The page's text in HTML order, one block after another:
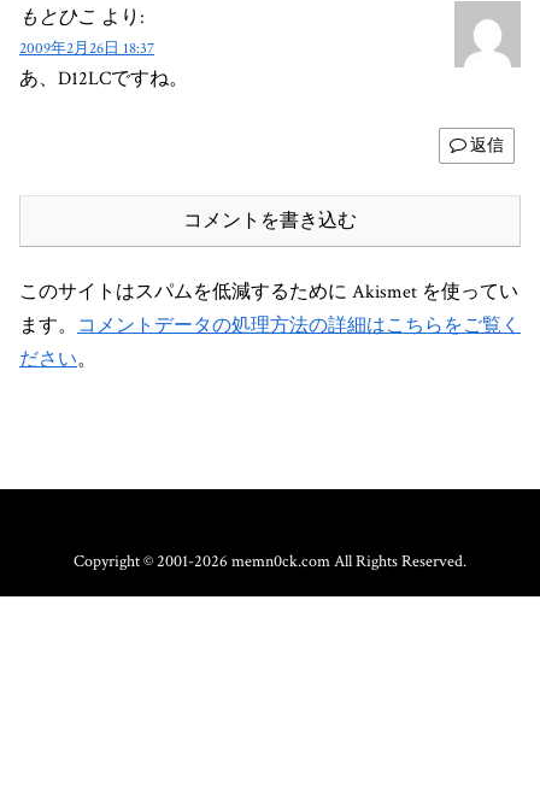
もとひこ より:
2009年2月26日 18:37
あ、D12LCですね。
返信
コメントを書き込む
このサイトはスパムを低減するために Akismet を使ってい
ます。 コメントデータの処理方法の詳細はこちらをご覧く
ださい。
Copyright © 2001-2026 memn0ck.com All Rights Reserved.